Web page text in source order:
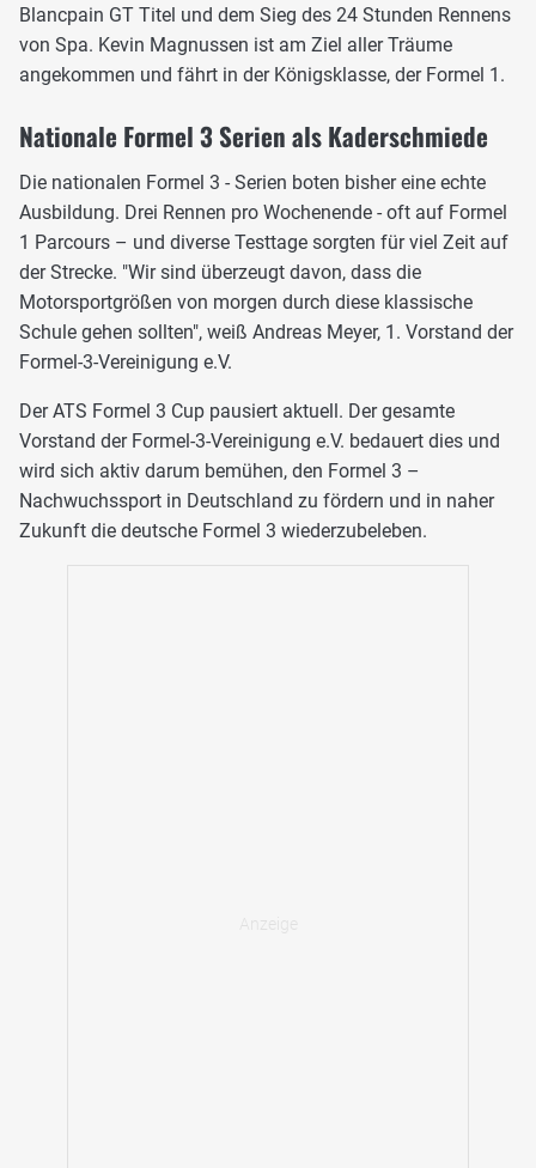
Blancpain GT Titel und dem Sieg des 24 Stunden Rennens
von Spa. Kevin Magnussen ist am Ziel aller Träume
angekommen und fährt in der Königsklasse, der Formel 1.
Nationale Formel 3 Serien als Kaderschmiede
Die nationalen Formel 3 - Serien boten bisher eine echte
Ausbildung. Drei Rennen pro Wochenende - oft auf Formel
1 Parcours – und diverse Testtage sorgten für viel Zeit auf
der Strecke. "Wir sind überzeugt davon, dass die
Motorsportgrößen von morgen durch diese klassische
Schule gehen sollten", weiß Andreas Meyer, 1. Vorstand der
Formel-3-Vereinigung e.V.
Der ATS Formel 3 Cup pausiert aktuell. Der gesamte
Vorstand der Formel-3-Vereinigung e.V. bedauert dies und
wird sich aktiv darum bemühen, den Formel 3 –
Nachwuchssport in Deutschland zu fördern und in naher
Zukunft die deutsche Formel 3 wiederzubeleben.